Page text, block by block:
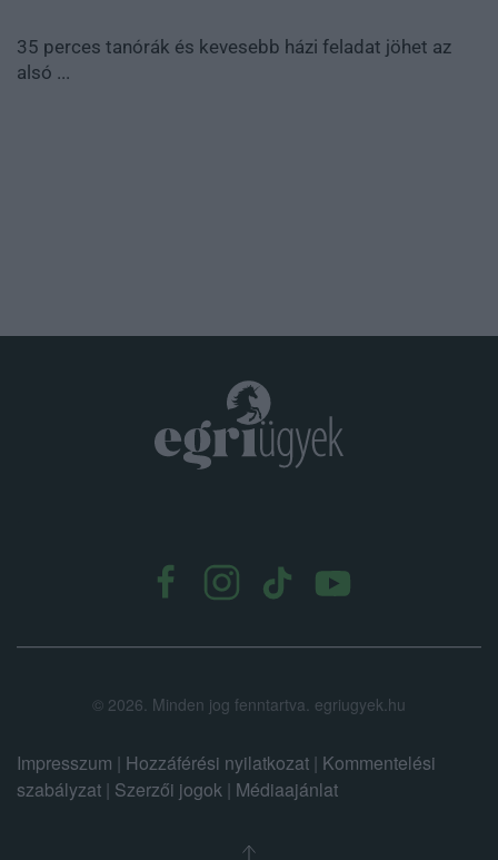
35 perces tanórák és kevesebb házi feladat jöhet az
alsó ...
© 2026. Minden jog fenntartva. egriugyek.hu
Impresszum | Hozzáférési nyilatkozat | Kommentelési
szabályzat | Szerzői jogok | Médiaajánlat